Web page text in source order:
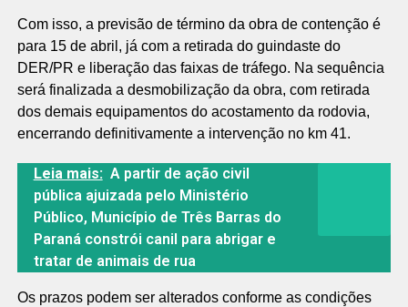
Com isso, a previsão de término da obra de contenção é
para 15 de abril, já com a retirada do guindaste do
DER/PR e liberação das faixas de tráfego. Na sequência
será finalizada a desmobilização da obra, com retirada
dos demais equipamentos do acostamento da rodovia,
encerrando definitivamente a intervenção no km 41.
Leia mais: A partir de ação civil
pública ajuizada pelo Ministério
Público, Município de Três Barras do
Paraná constrói canil para abrigar e
tratar de animais de rua
Os prazos podem ser alterados conforme as condições